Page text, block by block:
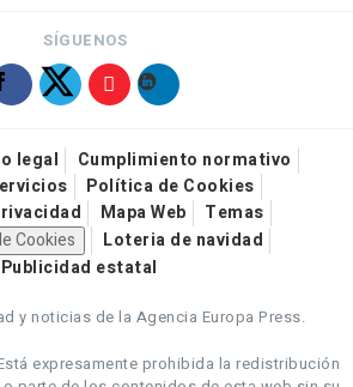
SÍGUENOS
legal
Cumplimiento normativo
Política de Cookies
Mapa Web
Temas
Cookies
Loteria de navidad
Publicidad estatal
y noticias de la Agencia Europa Press.
expresamente prohibida la redistribución